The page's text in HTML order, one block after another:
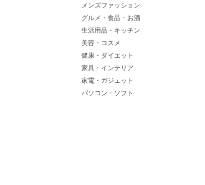
メンズファッション
グルメ・食品・お酒
生活用品・キッチン
美容・コスメ
健康・ダイエット
家具・インテリア
家電・ガジェット
パソコン・ソフト